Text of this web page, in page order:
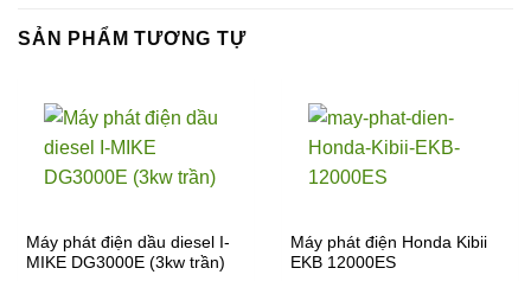
SẢN PHẨM TƯƠNG TỰ
Máy phát điện dầu diesel I-
MIKE DG3000E (3kw trần)
Máy phát điện Honda Kibii
EKB 12000ES